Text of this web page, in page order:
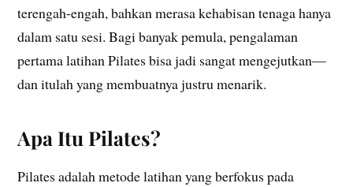
terengah-engah, bahkan merasa kehabisan tenaga hanya
dalam satu sesi. Bagi banyak pemula, pengalaman
pertama latihan Pilates bisa jadi sangat mengejutkan—
dan itulah yang membuatnya justru menarik.
Apa Itu Pilates?
Pilates adalah metode latihan yang berfokus pada